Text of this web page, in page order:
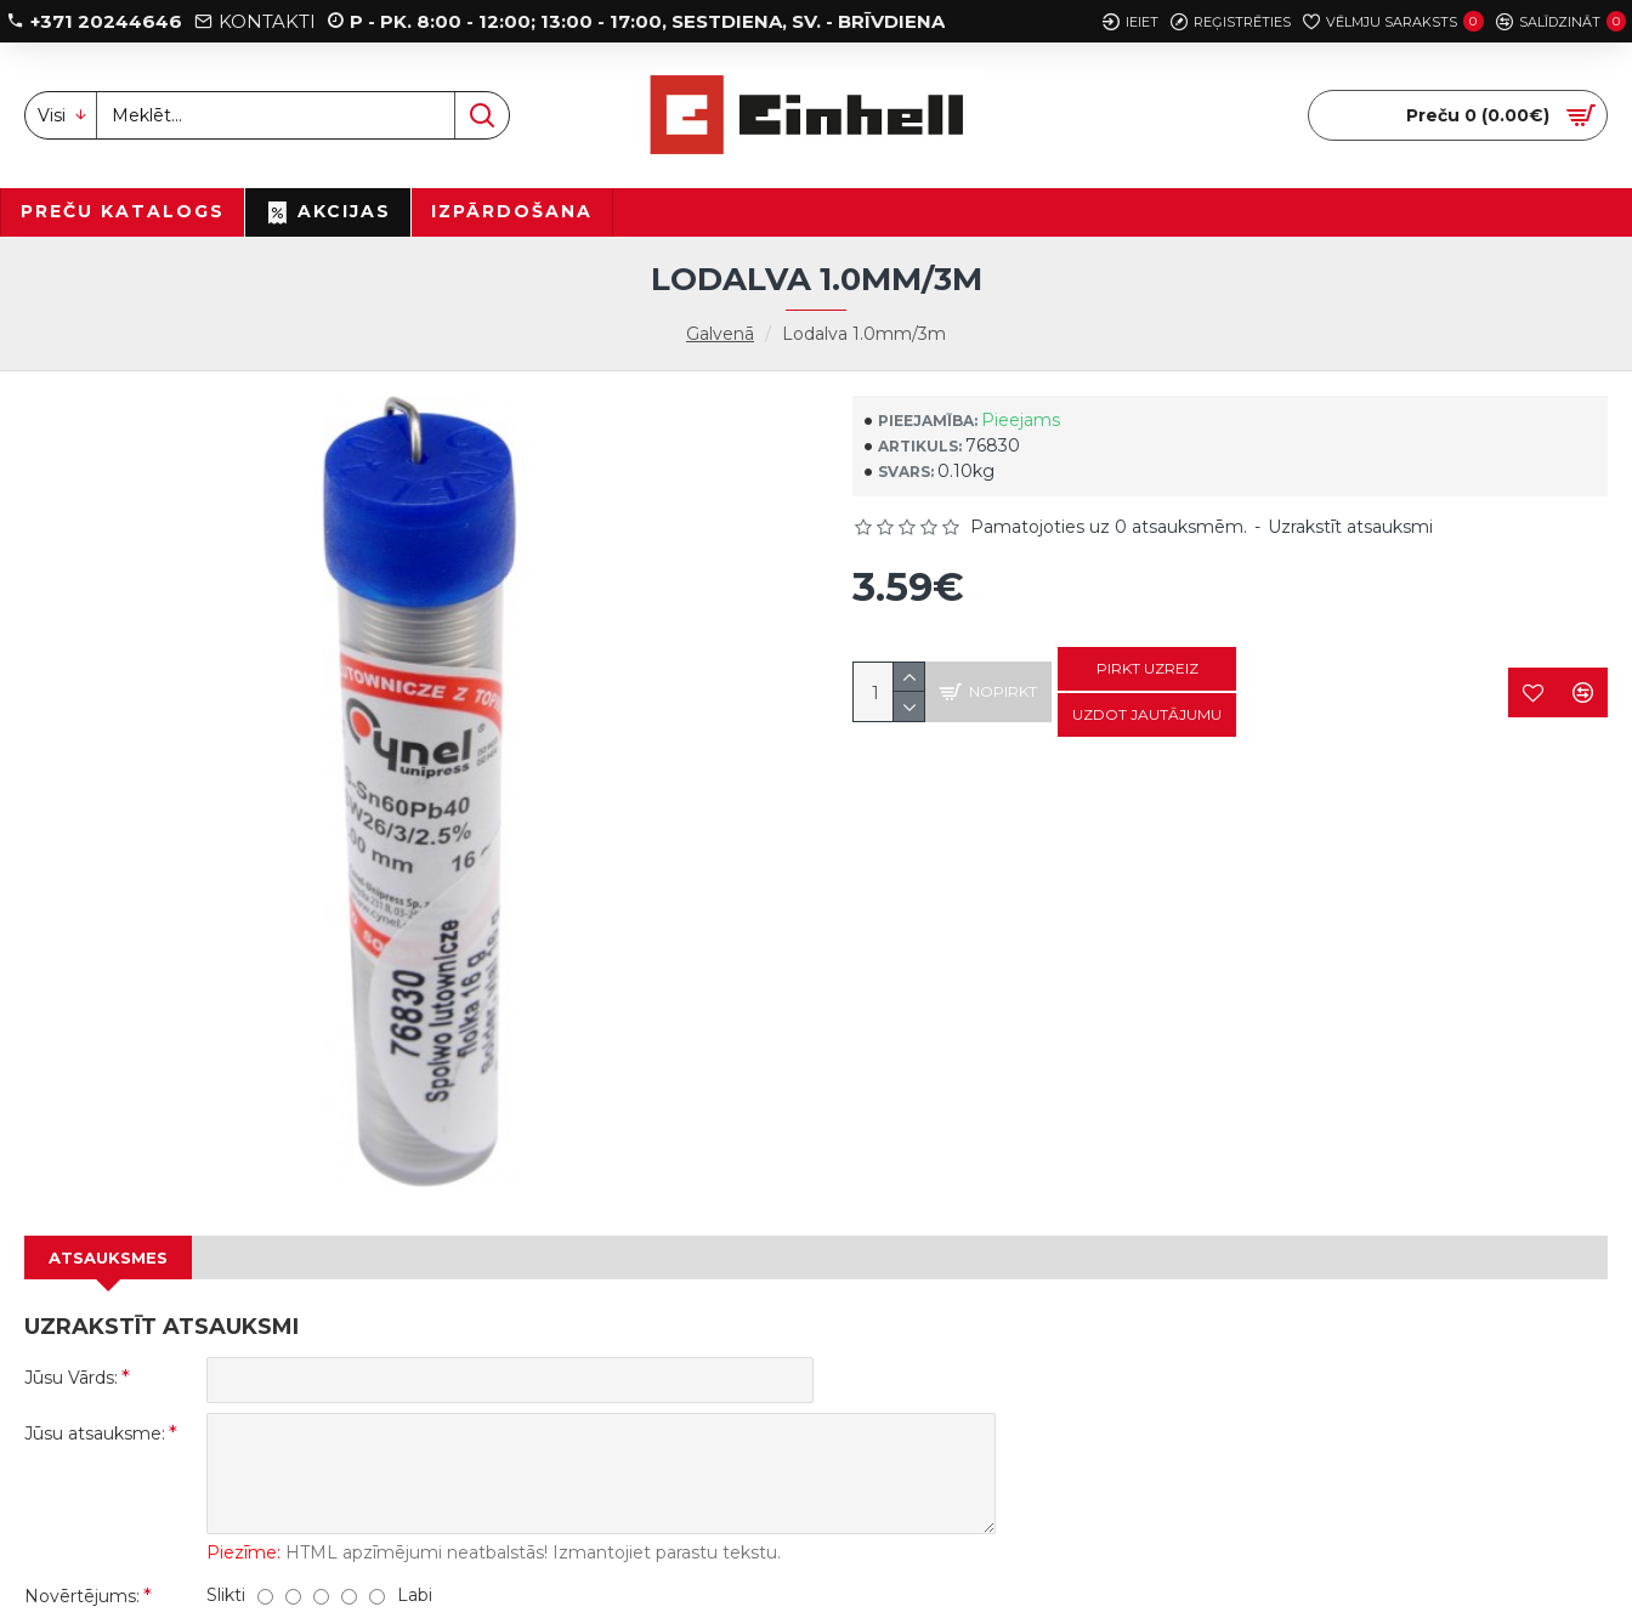
+371 20244646 KONTAKTI P - PK. 8:00 - 12:00; 13:00 - 17:00, SESTDIENA, SV. - BRĪVDIENA IEIET REĢISTRĒTIES VĒLMJU SARAKSTS 0 SALĪDZINĀT 0
Visi Preču 0 (0.00€)
PREČU KATALOGS AKCIJAS IZPĀRDOŠANA
Galvenā Lodalva 1.0mm/3m
LODALVA 1.0MM/3M
PIEEJAMĪBA: Pieejams
ARTIKULS: 76830
SVARS: 0.10kg
Pamatojoties uz 0 atsauksmēm. - Uzrakstīt atsauksmi
3.59€
NOPIRKT
PIRKT UZREIZ
UZDOT JAUTĀJUMU
ATSAUKSMES
UZRAKSTĪT ATSAUKSMI
Jūsu Vārds:
Jūsu atsauksme:
Piezīme: HTML apzīmējumi neatbalstās! Izmantojiet parastu tekstu.
Novērtējums:
Slikti Labi